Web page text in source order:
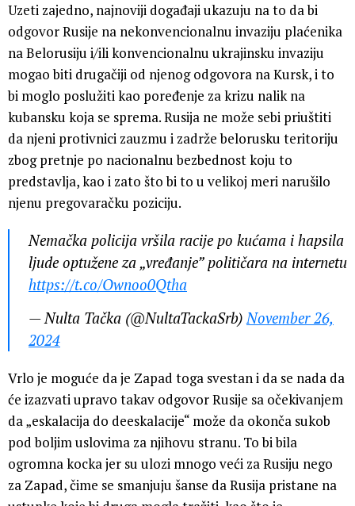
Uzeti zajedno, najnoviji događaji ukazuju na to da bi
odgovor Rusije na nekonvencionalnu invaziju plaćenika
na Belorusiju i/ili konvencionalnu ukrajinsku invaziju
mogao biti drugačiji od njenog odgovora na Kursk, i to
bi moglo poslužiti kao poređenje za krizu nalik na
kubansku koja se sprema. Rusija ne može sebi priuštiti
da njeni protivnici zauzmu i zadrže belorusku teritoriju
zbog pretnje po nacionalnu bezbednost koju to
predstavlja, kao i zato što bi to u velikoj meri narušilo
njenu pregovaračku poziciju.
Nemačka policija vršila racije po kućama i hapsila
ljude optužene za „vređanje” političara na internetu
https://t.co/Ownoo0Qtha
— Nulta Tačka (@NultaTackaSrb) November 26,
2024
Vrlo je moguće da je Zapad toga svestan i da se nada da
će izazvati upravo takav odgovor Rusije sa očekivanjem
da „eskalacija do deeskalacije“ može da okonča sukob
pod boljim uslovima za njihovu stranu. To bi bila
ogromna kocka jer su ulozi mnogo veći za Rusiju nego
za Zapad, čime se smanjuju šanse da Rusija pristane na